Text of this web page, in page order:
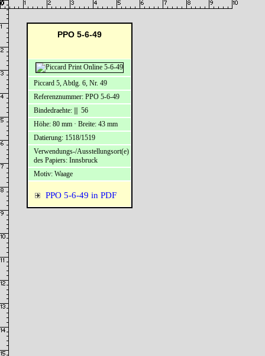
PPO 5-6-49
PPO 5-6-49 in PDF
Piccard 5, Abtlg. 6, Nr. 49
Referenznummer: PPO 5-6-49
Bindedraehte: ||| 56
Höhe: 80 mm · Breite: 43 mm
Datierung: 1518/1519
Verwendungs-/Ausstellungsort(e)
des Papiers: Innsbruck
Motiv: Waage